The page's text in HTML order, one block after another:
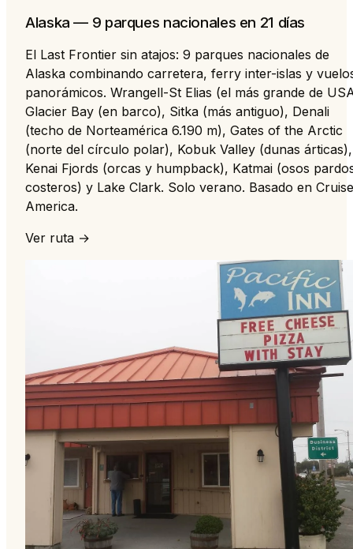
Alaska — 9 parques nacionales en 21 días
El Last Frontier sin atajos: 9 parques nacionales de
Alaska combinando carretera, ferry inter-islas y
panorámicos. Wrangell-St Elias (el más grande de
Glacier Bay (en barco), Sitka (más antiguo), Denali
(techo de Norteamérica 6.190 m), Gates of the Arctic
(norte del círculo polar), Kobuk Valley (dunas árticas),
Kenai Fjords (orcas y humpback), Katmai (osos
costeros) y Lake Clark. Solo verano. Basado en Cruise
America.
Ver ruta →